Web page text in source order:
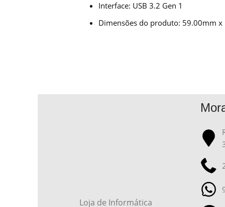
Interface: USB 3.2 Gen 1
Dimensões do produto: 59.00mm
Loja de Informática